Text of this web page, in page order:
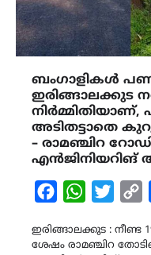
ബംഗാളികൾ
ഇരിങ്ങാലക്കുട
അടിതട്ടാതെ
– രാമഞ്ചിറ
എൻജിനിയറിങ്
FacebookWhatsApp
ഇരിങ്ങാലക്കുട : നീണ്ട
ശേഷം രാമഞ്ചിറ